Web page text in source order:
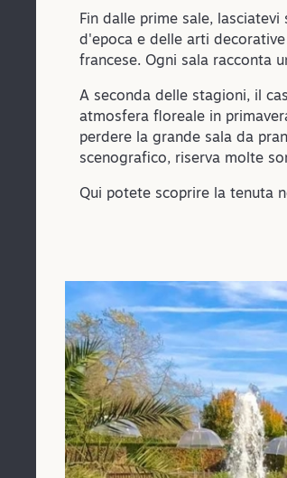
Fin dalle prime sale,
d'epoca e delle arti
francese. Ogni sala racconta
A seconda delle stagioni, il
atmosfera floreale in
perdere la grande sala da
scenografico, riserva molte
Qui potete scoprire la tenuta